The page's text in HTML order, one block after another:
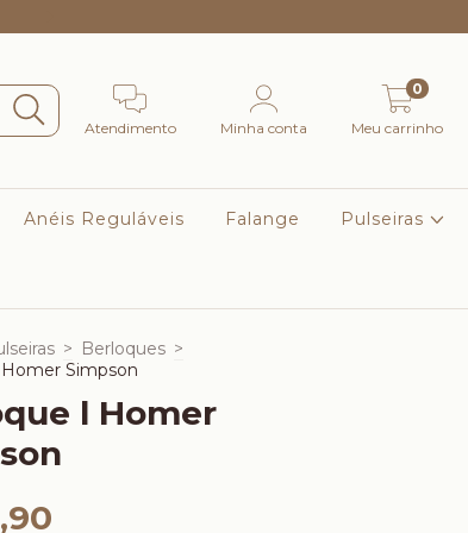
Atendimento Minha conta Meu carrinho
0
Anéis Reguláveis Falange Pulseiras
> Berloques >
Simpson
l Homer